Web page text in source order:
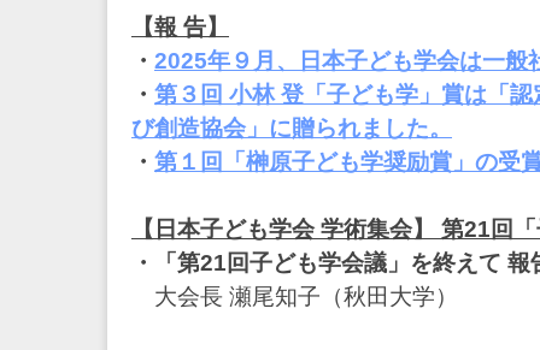
援
し
す
～
【報 告】
・ 2025年９月、日本子ども学会は一般
・ 第３回 小林 登「子ども学」賞は「
び創造協会」に贈られました。
・ 第１回「榊原子ども学奨励賞」の受
【日本子ども学会 学術集会】 第21回
・「第21回子ども学会議」を終えて 報
大会長 瀬尾知子（秋田大学）